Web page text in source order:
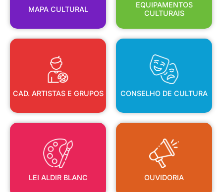
MAPA CULTURAL
EQUIPAMENTOS
CULTURAIS
CAD. ARTISTAS E GRUPOS
CAD. ARTISTAS E GRUPOS
CONSELHO DE CULTURA
CONSELHO DE CULTURA
LEI ALDIR BLANC
LEI ALDIR BLANC
OUVIDORIA
OUVIDORIA